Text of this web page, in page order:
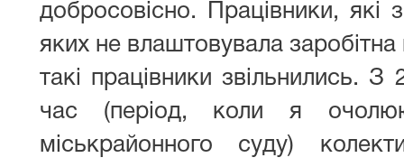
добросовісно. Працівники,
яких не влаштовувала
такі працівники звільнились.
час (період, коли я
міськрайонного суду)